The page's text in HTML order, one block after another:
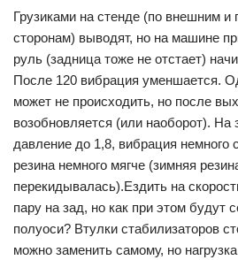
Грузиками на стенде (по внешним и
сторонам) выводят, но на машине
руль (задница тоже не отстает)
После 120 вибрация уменшается.
может не происходить, но после
возобновляется (или наоборот). На
давление до 1,8, вибрация немного
резина немного мягче (зимняя
перекидывалась).Ездить на
пару на зад, но как при этом будут
полуоси? Втулки стабилизаторов
можно заменить самому, но